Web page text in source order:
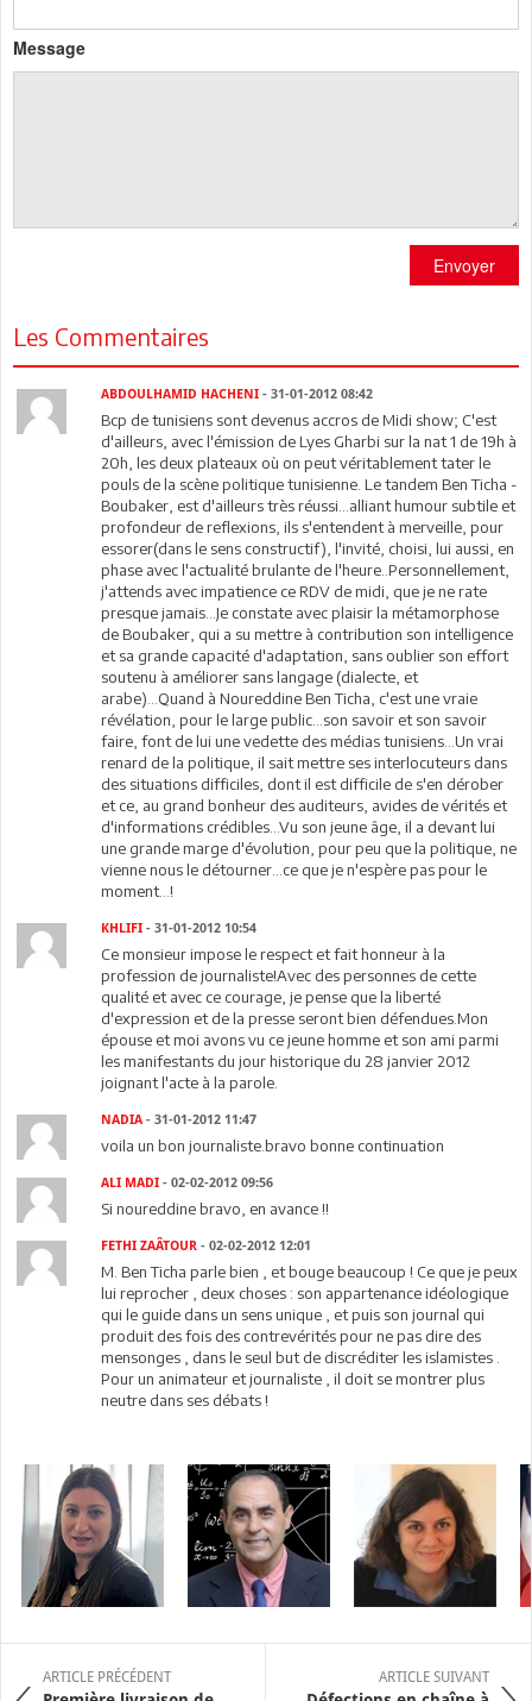
Message
Envoyer
Les Commentaires
ABDOULHAMID HACHENI - 31-01-2012 08:42
Bcp de tunisiens sont devenus accros de Midi show; C'est
d'ailleurs, avec l'émission de Lyes Gharbi sur la nat 1 de 19h à
20h, les deux plateaux où on peut véritablement tater le
pouls de la scène politique tunisienne. Le tandem Ben Ticha -
Boubaker, est d'ailleurs très réussi...alliant humour subtile et
profondeur de reflexions, ils s'entendent à merveille, pour
essorer(dans le sens constructif), l'invité, choisi, lui aussi, en
phase avec l'actualité brulante de l'heure..Personnellement,
j'attends avec impatience ce RDV de midi, que je ne rate
presque jamais...Je constate avec plaisir la métamorphose
de Boubaker, qui a su mettre à contribution son intelligence
et sa grande capacité d'adaptation, sans oublier son effort
soutenu à améliorer sans langage (dialecte, et
arabe)...Quand à Noureddine Ben Ticha, c'est une vraie
révélation, pour le large public...son savoir et son savoir
faire, font de lui une vedette des médias tunisiens...Un vrai
renard de la politique, il sait mettre ses interlocuteurs dans
des situations difficiles, dont il est difficile de s'en dérober
et ce, au grand bonheur des auditeurs, avides de vérités et
d'informations crédibles...Vu son jeune âge, il a devant lui
une grande marge d'évolution, pour peu que la politique, ne
vienne nous le détourner...ce que je n'espère pas pour le
moment...!
KHLIFI - 31-01-2012 10:54
Ce monsieur impose le respect et fait honneur à la
profession de journaliste!Avec des personnes de cette
qualité et avec ce courage, je pense que la liberté
d'expression et de la presse seront bien défendues.Mon
épouse et moi avons vu ce jeune homme et son ami parmi
les manifestants du jour historique du 28 janvier 2012
joignant l'acte à la parole.
NADIA - 31-01-2012 11:47
voila un bon journaliste.bravo bonne continuation
ALI MADI - 02-02-2012 09:56
Si noureddine bravo, en avance !!
FETHI ZAÂTOUR - 02-02-2012 12:01
M. Ben Ticha parle bien , et bouge beaucoup ! Ce que je peux
lui reprocher , deux choses : son appartenance idéologique
qui le guide dans un sens unique , et puis son journal qui
produit des fois des contrevérités pour ne pas dire des
mensonges , dans le seul but de discréditer les islamistes .
Pour un animateur et journaliste , il doit se montrer plus
neutre dans ses débats !
ARTICLE PRÉCÉDENT ARTICLE SUIVANT